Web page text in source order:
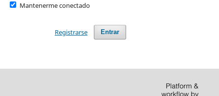
Mantenerme conectado
Entrar
Registrarse